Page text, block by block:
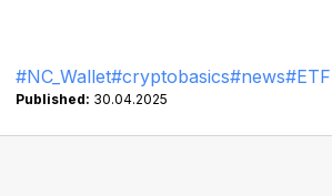
atualmente aguardando aprovação da
#NC_Wallet#cryptobasics#news#ETF
Published: 30.04.2025